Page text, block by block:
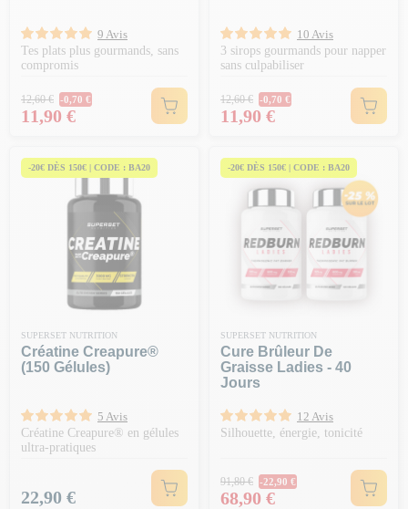
9 Avis
Tes plats plus gourmands, sans
compromis
Prix Normal
12,60 € -0,70 €
Prix
11,90 €
10 Avis
3 sirops gourmands pour napper
sans culpabiliser
Prix Normal
12,60 € -0,70 €
Prix
11,90 €
-20€ DÈS 150€ | CODE : BA20
SUPERSET NUTRITION
Créatine Creapure®
(150 Gélules)
5 Avis
Créatine Creapure® en gélules
ultra-pratiques
Prix
22,90 €
-20€ DÈS 150€ | CODE : BA20
SUPERSET NUTRITION
Cure Brûleur De
Graisse Ladies - 40
Jours
12 Avis
Silhouette, énergie, tonicité
Prix Normal
91,80 € -22,90 €
Prix
68,90 €